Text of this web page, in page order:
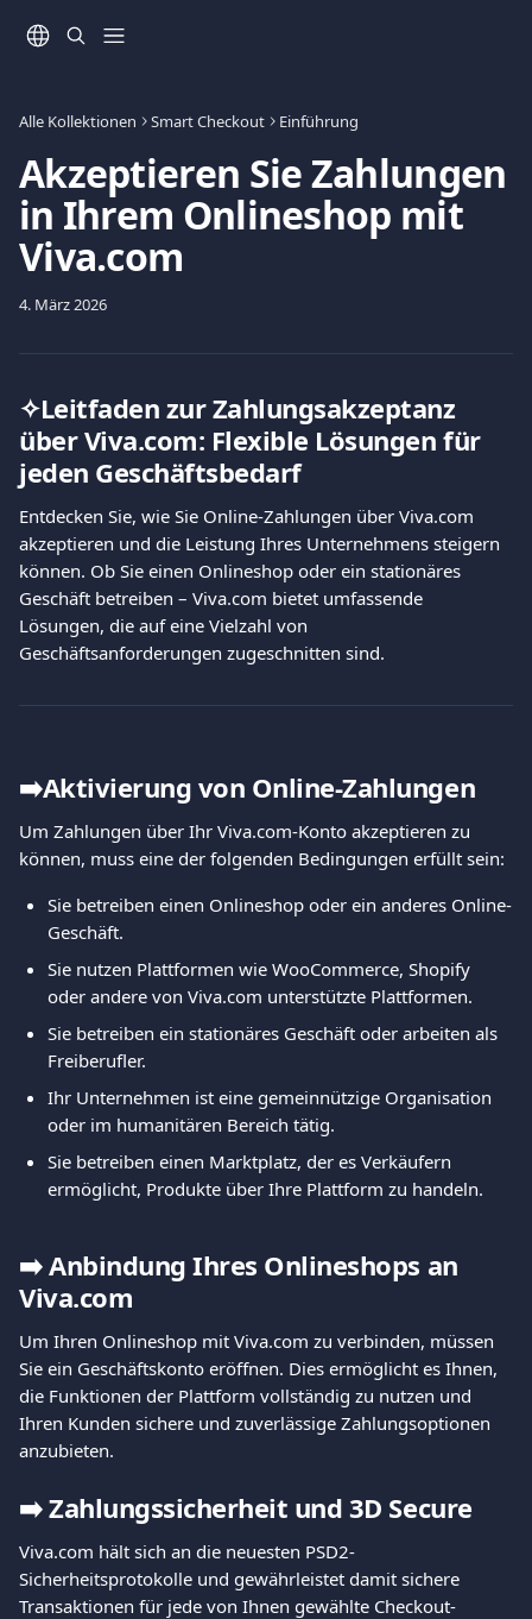
Alle Kollektionen Smart Checkout Einführung
Akzeptieren Sie Zahlungen
in Ihrem Onlineshop mit
Viva.com
4. März 2026
✧Leitfaden zur Zahlungsakzeptanz
über Viva.com: Flexible Lösungen für
jeden Geschäftsbedarf
Entdecken Sie, wie Sie Online-Zahlungen über Viva.com
akzeptieren und die Leistung Ihres Unternehmens steigern
können. Ob Sie einen Onlineshop oder ein stationäres
Geschäft betreiben – Viva.com bietet umfassende
Lösungen, die auf eine Vielzahl von
Geschäftsanforderungen zugeschnitten sind.
➡️Aktivierung von Online-Zahlungen
Um Zahlungen über Ihr Viva.com-Konto akzeptieren zu
können, muss eine der folgenden Bedingungen erfüllt sein:
Sie betreiben einen Onlineshop oder ein anderes Online-
Geschäft.
Sie nutzen Plattformen wie WooCommerce, Shopify
oder andere von Viva.com unterstützte Plattformen.
Sie betreiben ein stationäres Geschäft oder arbeiten als
Freiberufler.
Ihr Unternehmen ist eine gemeinnützige Organisation
oder im humanitären Bereich tätig.
Sie betreiben einen Marktplatz, der es Verkäufern
ermöglicht, Produkte über Ihre Plattform zu handeln.
➡️Anbindung Ihres Onlineshops an
Viva.com
Um Ihren Onlineshop mit Viva.com zu verbinden, müssen
Sie ein Geschäftskonto eröffnen. Dies ermöglicht es Ihnen,
die Funktionen der Plattform vollständig zu nutzen und
Ihren Kunden sichere und zuverlässige Zahlungsoptionen
anzubieten.
➡️Zahlungssicherheit und 3D Secure
Viva.com hält sich an die neuesten PSD2-
Sicherheitsprotokolle und gewährleistet damit sichere
Transaktionen für jede von Ihnen gewählte Checkout-